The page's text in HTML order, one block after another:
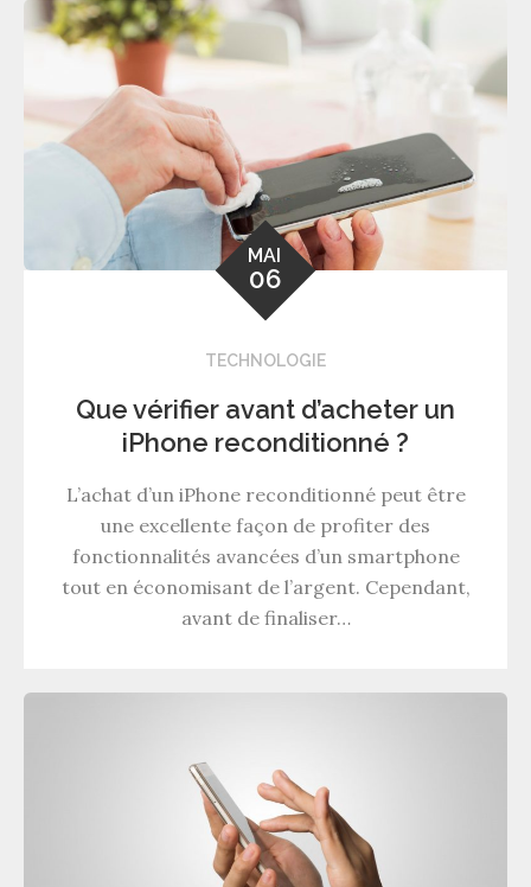
MAI
06
TECHNOLOGIE
Que vérifier avant d’acheter un
iPhone reconditionné ?
L’achat d’un iPhone reconditionné peut être
une excellente façon de profiter des
fonctionnalités avancées d’un smartphone
tout en économisant de l’argent. Cependant,
avant de finaliser…